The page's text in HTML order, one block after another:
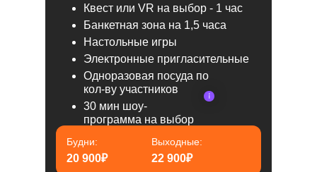
Квест или VR на выбор - 1 час
Одноразовая посуда по
кол-ву участников
Банкетная зона на 1,5 часа
30 мин шоу-
программа на выбор
Настольные игры
Электронные пригласительные
Будни: Выходные:
20 900₽ 22 900₽